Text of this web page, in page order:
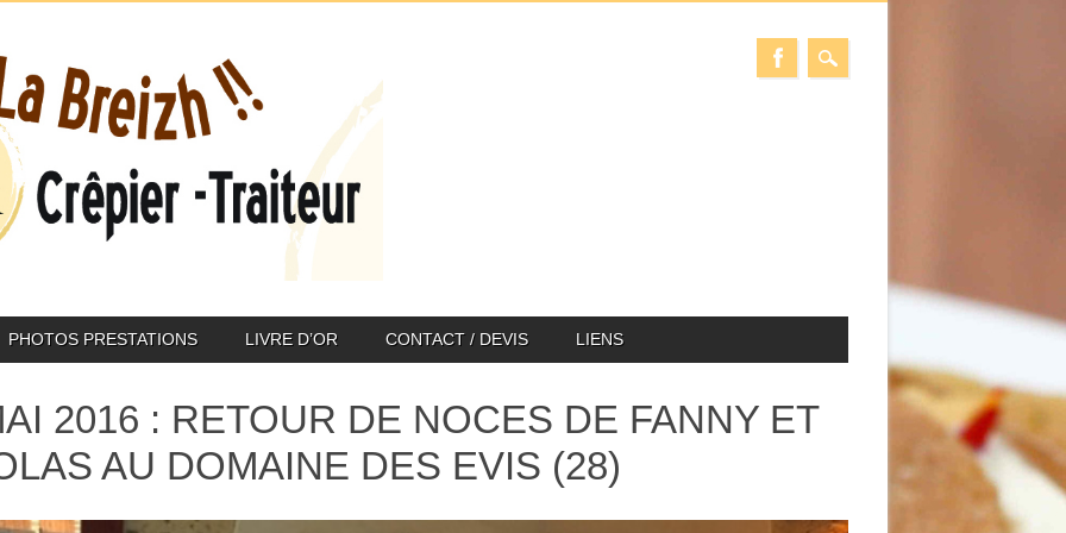
PHOTOS PRESTATIONS LIVRE D’OR CONTACT / DEVIS LIENS
2016 : RETOUR DE NOCES DE FANNY ET
AU DOMAINE DES EVIS (28)